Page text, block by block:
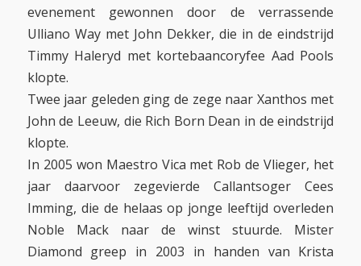
evenement gewonnen door de verrassende
Ulliano Way met John Dekker, die in de eindstrijd
Timmy Haleryd met kortebaancoryfee Aad Pools
klopte.
Twee jaar geleden ging de zege naar Xanthos met
John de Leeuw, die Rich Born Dean in de eindstrijd
klopte.
In 2005 won Maestro Vica met Rob de Vlieger, het
jaar daarvoor zegevierde Callantsoger Cees
Imming, die de helaas op jonge leeftijd overleden
Noble Mack naar de winst stuurde. Mister
Diamond greep in 2003 in handen van Krista